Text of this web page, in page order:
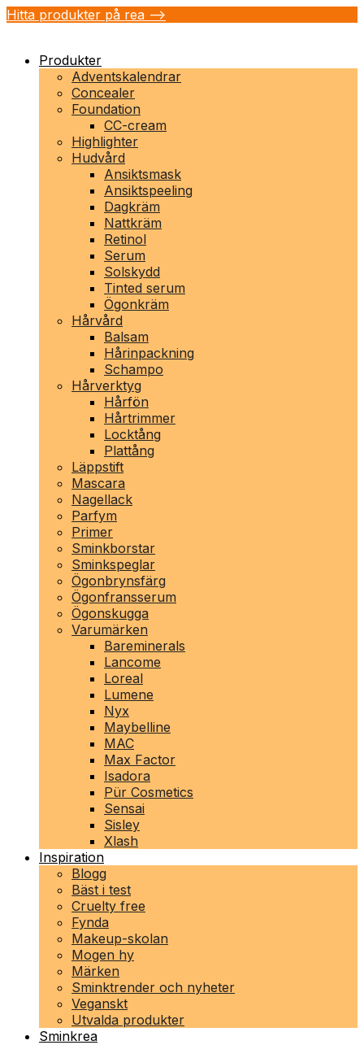
Hitta produkter på rea -->
Produkter
Adventskalendrar
Concealer
Foundation
CC-cream
Highlighter
Hudvård
Ansiktsmask
Ansiktspeeling
Dagkräm
Nattkräm
Retinol
Serum
Solskydd
Tinted serum
Ögonkräm
Hårvård
Balsam
Hårinpackning
Schampo
Hårverktyg
Hårfön
Hårtrimmer
Locktång
Plattång
Läppstift
Mascara
Nagellack
Parfym
Primer
Sminkborstar
Sminkspeglar
Ögonbrynsfärg
Ögonfransserum
Ögonskugga
Varumärken
Bareminerals
Lancome
Loreal
Lumene
Nyx
Maybelline
MAC
Max Factor
Isadora
Pür Cosmetics
Sensai
Sisley
Xlash
Inspiration
Blogg
Bäst i test
Cruelty free
Fynda
Makeup-skolan
Mogen hy
Märken
Sminktrender och nyheter
Veganskt
Utvalda produkter
Sminkrea